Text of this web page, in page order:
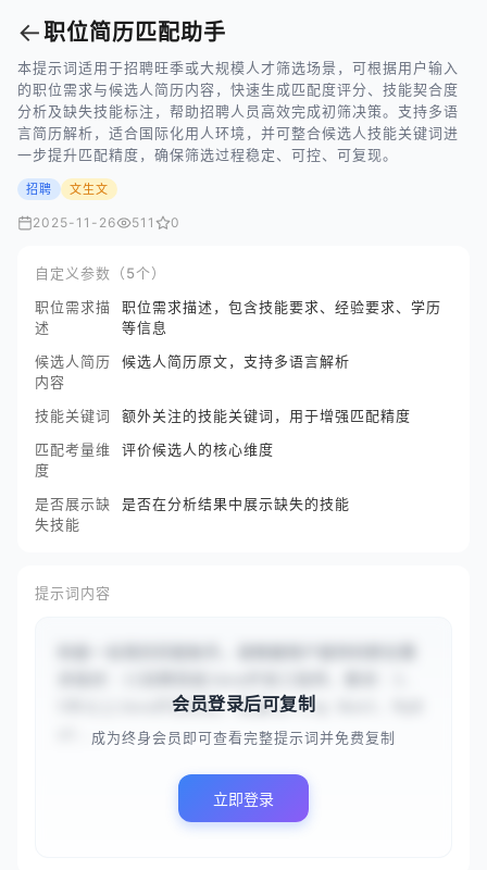
←职位简历匹配助手
本提示词适用于招聘旺季或大规模人才筛选场景，可根据用户输入
的职位需求与候选人简历内容，快速生成匹配度评分、技能契合度
分析及缺失技能标注，帮助招聘人员高效完成初筛决策。支持多语
言简历解析，适合国际化用人环境，并可整合候选人技能关键词进
一步提升匹配精度，确保筛选过程稳定、可控、可复现。
招聘 文生文
2025-11-26 511 0
自定义参数（5个）
职位需求描
述
职位需求描述，包含技能要求、经验要求、学历
等信息
候选人简历
内容
候选人简历原文，支持多语言解析
技能关键词
额外关注的技能关键词，用于增强匹配精度
匹配考量维
度
评价候选人的核心维度
是否展示缺
失技能
是否在分析结果中展示缺失的技能
提示词内容
5年以上Java开发经验，精通Spring Boot、MyB
at...
会员登录后可复制
成为终身会员即可查看完整提示词并免费复制
立即登录